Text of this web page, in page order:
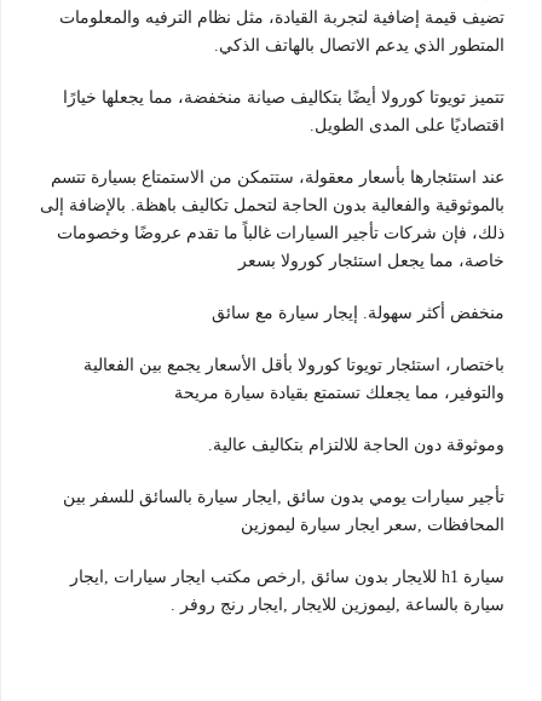
تضيف قيمة إضافية لتجربة القيادة، مثل نظام الترفيه والمعلومات
المتطور الذي يدعم الاتصال بالهاتف الذكي.
تتميز تويوتا كورولا أيضًا بتكاليف صيانة منخفضة، مما يجعلها خيارًا
اقتصاديًا على المدى الطويل.
عند استئجارها بأسعار معقولة، ستتمكن من الاستمتاع بسيارة تتسم
بالموثوقية والفعالية بدون الحاجة لتحمل تكاليف باهظة. بالإضافة إلى
ذلك، فإن شركات تأجير السيارات غالباً ما تقدم عروضًا وخصومات
خاصة، مما يجعل استئجار كورولا بسعر
منخفض أكثر سهولة. إيجار سيارة مع سائق
باختصار، استئجار تويوتا كورولا بأقل الأسعار يجمع بين الفعالية
والتوفير، مما يجعلك تستمتع بقيادة سيارة مريحة
وموثوقة دون الحاجة للالتزام بتكاليف عالية.
تأجير سيارات يومي بدون سائق ,ايجار سيارة بالسائق للسفر بين
المحافظات ,سعر ايجار سيارة ليموزين
سيارة h1 للايجار بدون سائق ,ارخص مكتب ايجار سيارات ,ايجار
سيارة بالساعة ,ليموزين للايجار ,ايجار رنج روفر .